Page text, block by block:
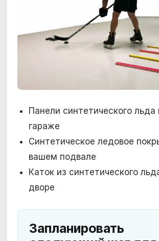
Панели синтетического
гараже
Синтетическое ледовое
вашем подвале
Каток из синтетического
дворе
Запланировать